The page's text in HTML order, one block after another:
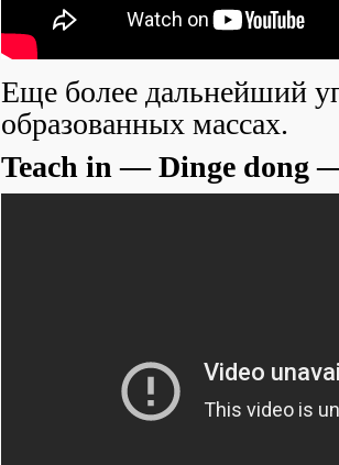
Еще более дальнейший
образованных массах.
Teach in — Dinge dong